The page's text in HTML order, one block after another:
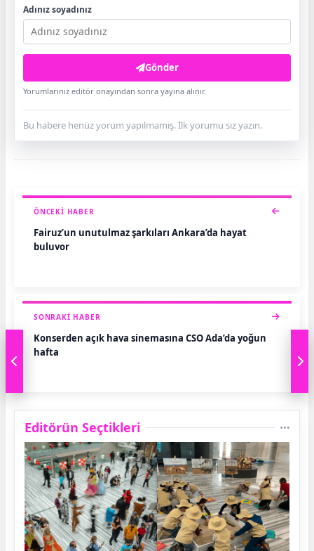
Adınız soyadınız
Gönder
Yorumlarınız editör onayından sonra yayına alınır.
Bu habere henüz yorum yapılmamış. İlk yorumu siz yazın.
ÖNCEKI HABER
Fairuz’un unutulmaz şarkıları Ankara’da hayat
buluyor
SONRAKI HABER
Konserden açık hava sinemasına CSO Ada’da yoğun
hafta
Editörün Seçtikleri